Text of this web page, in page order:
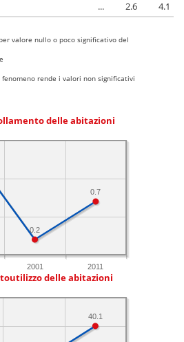
... 2.6 4.1
valore nullo o poco significativo del
rende i valori non significativi
delle abitazioni
2001 2011
0.7
0.2
delle abitazioni
40.1